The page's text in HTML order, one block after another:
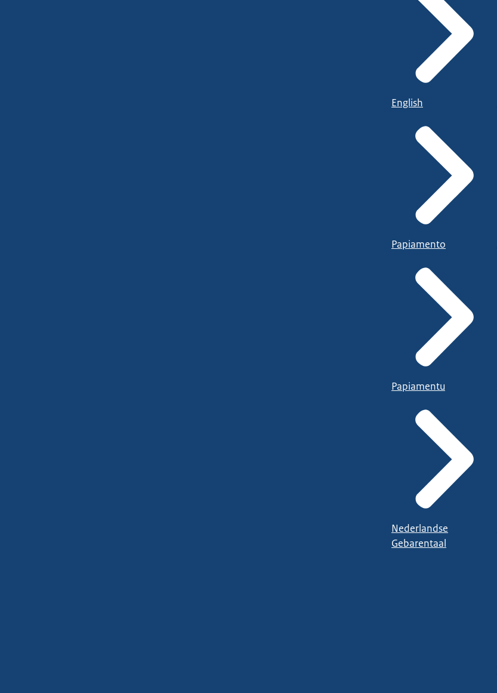
English
Papiamento
Papiamentu
Nederlandse
Gebarentaal